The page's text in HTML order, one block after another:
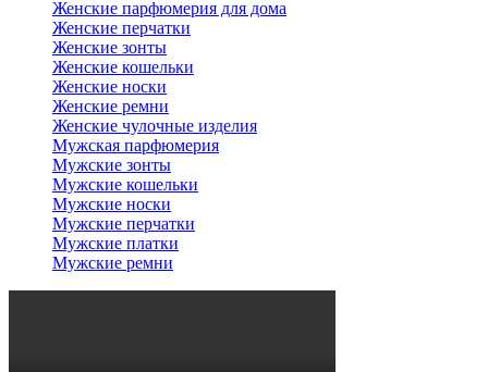
Женские парфюмерия для дома
Женские перчатки
Женские зонты
Женские кошельки
Женские носки
Женские ремни
Женские чулочные изделия
Мужская парфюмерия
Мужские зонты
Мужские кошельки
Мужские носки
Мужские перчатки
Мужские платки
Мужские ремни